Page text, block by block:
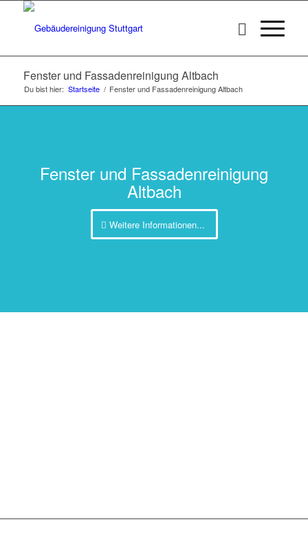
Fenster und Fassadenreinigung Altbach
Du bist hier: Startseite / Fenster und Fassadenreinigung Altbach
Fenster und Fassadenreinigung
Altbach
Weitere Informationen...